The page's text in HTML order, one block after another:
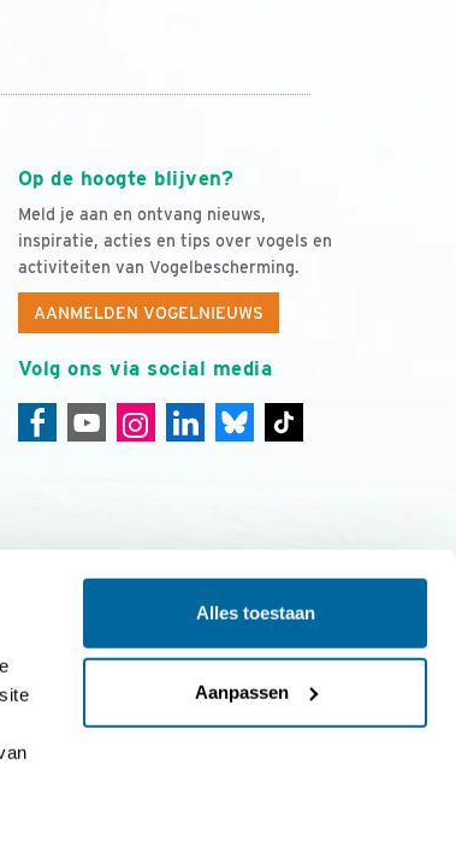
Alles toestaan
Aanpassen
Op de hoogte blijven?
Meld je aan en ontvang nieuws,
inspiratie, acties en tips over vogels en
activiteiten van Vogelbescherming.
AANMELDEN VOGELNIEUWS
Volg ons via social media